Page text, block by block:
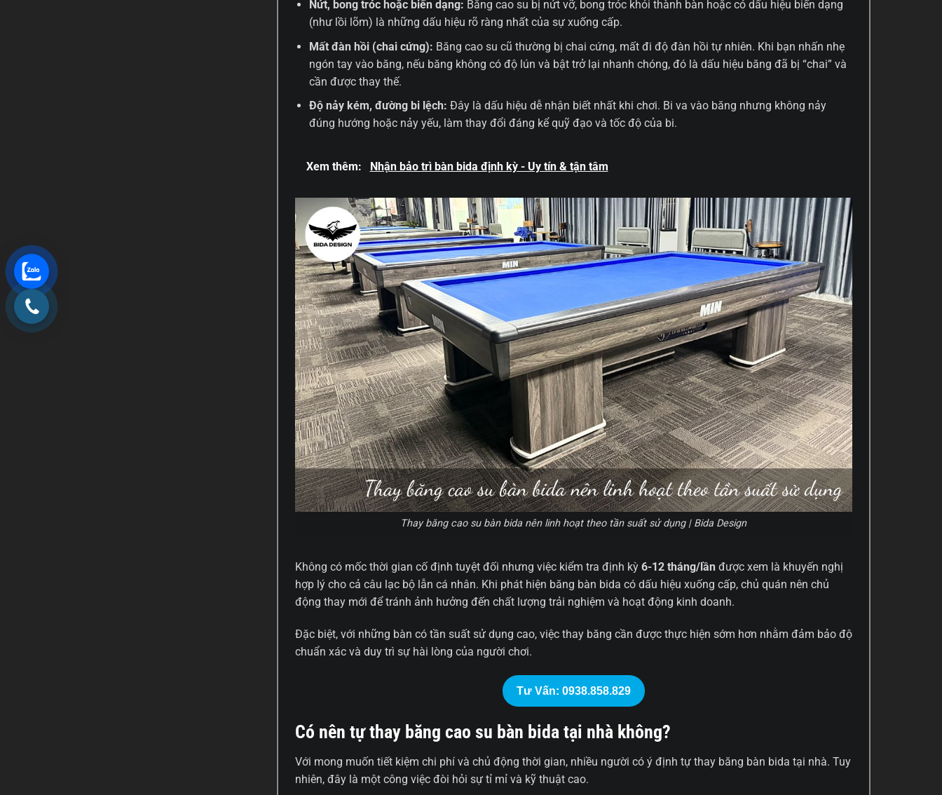
Nứt, bong tróc hoặc biến dạng: Băng cao su bị nứt vỡ, bong tróc khỏi thành bàn hoặc có dấu hiệu biến dạng
(như lồi lõm) là những dấu hiệu rõ ràng nhất của sự xuống cấp.
Mất đàn hồi (chai cứng): Băng cao su cũ thường bị chai cứng, mất đi độ đàn hồi tự nhiên. Khi bạn nhấn nhẹ
ngón tay vào băng, nếu băng không có độ lún và bật trở lại nhanh chóng, đó là dấu hiệu băng đã bị “chai” và
cần được thay thế.
Độ nảy kém, đường bi lệch:Đây là dấu hiệu dễ nhận biết nhất khi chơi. Bi va vào băng nhưng không nảy
đúng hướng hoặc nảy yếu, làm thay đổi đáng kể quỹ đạo và tốc độ của bi.
Xem thêm: Nhận bảo trì bàn bida định kỳ - Uy tín & tận tâm
Thay băng cao su bàn bida nên linh hoạt theo tần suất sử dụng | Bida Design
Không có mốc thời gian cố định tuyệt đối nhưng việc kiểm tra định kỳ 6-12 tháng/lần được xem là khuyến nghị
hợp lý cho cả câu lạc bộ lẫn cá nhân. Khi phát hiện băng bàn bida có dấu hiệu xuống cấp, chủ quán nên chủ
động thay mới để tránh ảnh hưởng đến chất lượng trải nghiệm và hoạt động kinh doanh.
Đặc biệt, với những bàn có tần suất sử dụng cao, việc thay băng cần được thực hiện sớm hơn nhằm đảm bảo độ
chuẩn xác và duy trì sự hài lòng của người chơi.
Tư Vấn: 0938.858.829
Có nên tự thay băng cao su bàn bida tại nhà không?
Với mong muốn tiết kiệm chi phí và chủ động thời gian, nhiều người có ý định tự thay băng bàn bida tại nhà. Tuy
nhiên, đây là một công việc đòi hỏi sự tỉ mỉ và kỹ thuật cao.